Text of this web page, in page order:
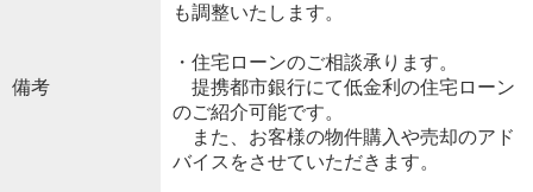
備考
も調整いたします。
・住宅ローンのご相談承ります。
提携都市銀行にて低金利の住宅ローン
のご紹介可能です。
また、お客様の物件購入や売却のアド
バイスをさせていただきます。